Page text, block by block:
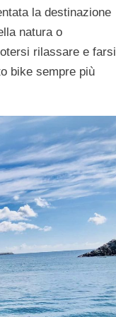
la destinazione
natura o
rilassare e farsi
bike sempre più